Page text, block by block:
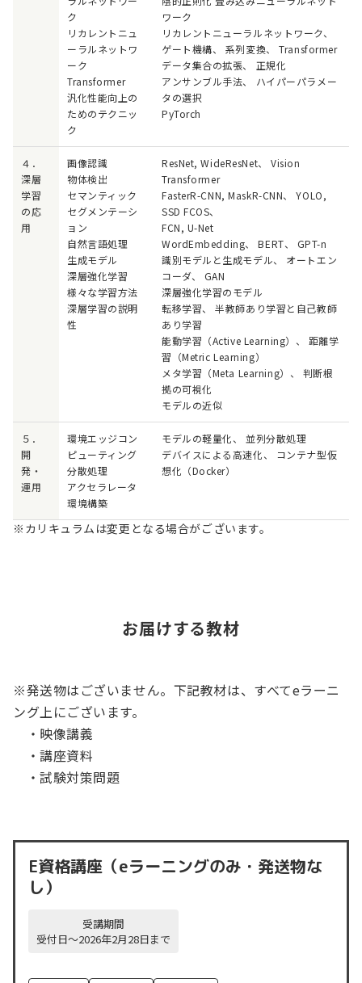
ク
リカレントニュ
ーラルネットワ
ーク
Transformer
汎化性能向上の
ためのテクニッ
ク
ワーク
リカレントニューラルネットワーク、
ゲート機構、 系列変換、 Transformer
データ集合の拡張、 正規化
アンサンブル手法、 ハイパーパラメー
タの選択
PyTorch
４．
深層
学習
の応
用
画像認識
物体検出
セマンティック
セグメンテーシ
ョン
自然言語処理
生成モデル
深層強化学習
様々な学習方法
深層学習の説明
性
ResNet, WideResNet、 Vision
Transformer
FasterR-CNN, MaskR-CNN、 YOLO,
SSD FCOS、
FCN, U-Net
WordEmbedding、 BERT、 GPT-n
識別モデルと生成モデル、 オートエン
コーダ、 GAN
深層強化学習のモデル
転移学習、 半教師あり学習と自己教師
あり学習
能動学習（Active Learning）、 距離学
習（Metric Learning）
メタ学習（Meta Learning）、 判断根
拠の可視化
モデルの近似
５．
開
発・
運用
環境エッジコン
ピューティング
分散処理
アクセラレータ
環境構築
モデルの軽量化、 並列分散処理
デバイスによる高速化、 コンテナ型仮
想化（Docker）
※カリキュラムは変更となる場合がございます。
お届けする教材
※発送物はございません。下記教材は、すべてeラーニ
ング上にございます。
・映像講義
・講座資料
・試験対策問題
E資格講座（eラーニングのみ・発送物な
し）
受講期間
受付日～2026年2月28日まで